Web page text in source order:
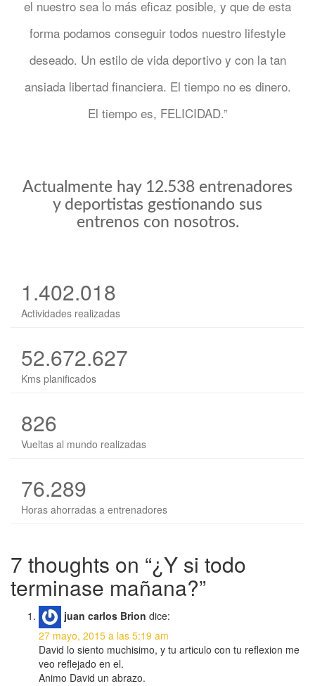
el nuestro sea lo más eficaz posible, y que de esta
forma podamos conseguir todos nuestro lifestyle
deseado. Un estilo de vida deportivo y con la tan
ansiada libertad financiera. El tiempo no es dinero.
El tiempo es, FELICIDAD.”
Actualmente hay 12.538 entrenadores
y deportistas gestionando sus
entrenos con nosotros.
1.402.018
Actividades realizadas
52.672.627
Kms planificados
826
Vueltas al mundo realizadas
76.289
Horas ahorradas a entrenadores
7 thoughts on “¿Y si todo
terminase mañana?”
juan carlos Brion dice:
27 mayo, 2015 a las 5:19 am
David lo siento muchisimo, y tu articulo con tu reflexion me
veo reflejado en el.
Animo David un abrazo.